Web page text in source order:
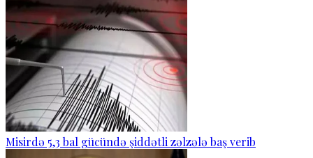
Misirdə 5,3 bal gücündə şiddətli zəlzələ baş verib